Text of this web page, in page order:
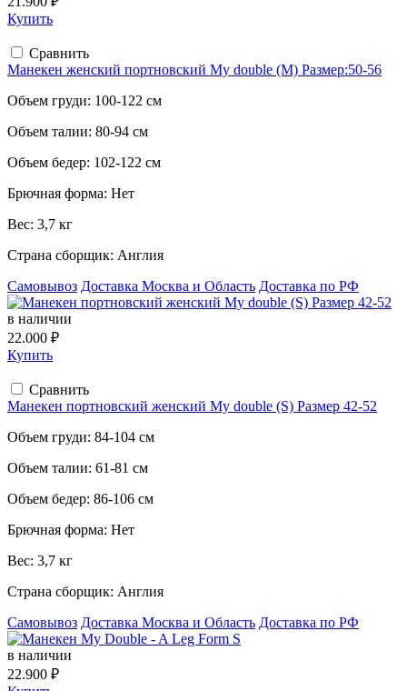
Купить
Сравнить
Манекен женский портновский My double (M) Размер:50-56
Объем груди: 100-122 см
Объем талии: 80-94 см
Объем бедер: 102-122 см
Брючная форма: Нет
Вес: 3,7 кг
Страна сборщик: Англия
Самовывоз Доставка Москва и Область Доставка по РФ
в наличии
22.000 ₽
Купить
Сравнить
Манекен портновский женский My double (S) Размер 42-52
Объем груди: 84-104 см
Объем талии: 61-81 см
Объем бедер: 86-106 см
Брючная форма: Нет
Вес: 3,7 кг
Страна сборщик: Англия
Самовывоз Доставка Москва и Область Доставка по РФ
в наличии
22.900 ₽